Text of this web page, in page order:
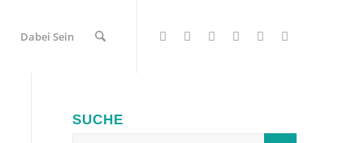
Dabei Sein
SUCHE